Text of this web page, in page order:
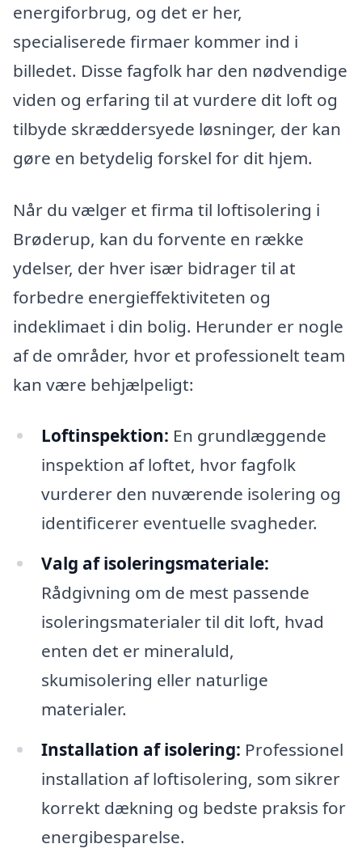
energiforbrug, og det er her,
specialiserede firmaer kommer ind i
billedet. Disse fagfolk har den nødvendige
viden og erfaring til at vurdere dit loft og
tilbyde skræddersyede løsninger, der kan
gøre en betydelig forskel for dit hjem.
Når du vælger et firma til loftisolering i
Brøderup, kan du forvente en række
ydelser, der hver især bidrager til at
forbedre energieffektiviteten og
indeklimaet i din bolig. Herunder er nogle
af de områder, hvor et professionelt team
kan være behjælpeligt:
Loftinspektion: En grundlæggende
inspektion af loftet, hvor fagfolk
vurderer den nuværende isolering og
identificerer eventuelle svagheder.
Valg af isoleringsmateriale:
Rådgivning om de mest passende
isoleringsmaterialer til dit loft, hvad
enten det er mineraluld,
skumisolering eller naturlige
materialer.
Installation af isolering: Professionel
installation af loftisolering, som sikrer
korrekt dækning og bedste praksis for
energibesparelse.